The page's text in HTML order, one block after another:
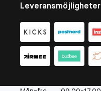
Leveransmöjligheter